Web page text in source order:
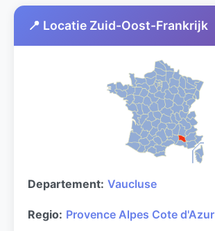
📍 Locatie Zuid-Oost-Frankrijk
Departement: Vaucluse
Regio: Provence Alpes Cote d'Azur